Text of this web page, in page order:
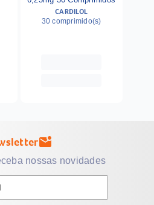
CARDILOL
30 comprimido(s)
mark_email_unread
nossas novidades